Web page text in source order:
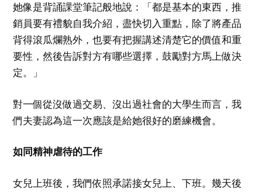
她像是背誦課堂筆記般地說：「都是基本的東西，推
銷員要有禮貌自我介紹，盡快切入重點，除了將產品
背得滾瓜爛熟外，也要有把握講述清楚它的價值和重
要性，然後告訴對方有哪些選擇，鼓勵對方馬上做決
定。」
對一個從沒做過交易、沒出過社會的大學生而言，我
們夫妻認為這一次應該是給她很好的磨練機會。
如同精神虐待的工作
女兒上班後，我們依照承諾接女兒上、下班。幾天後